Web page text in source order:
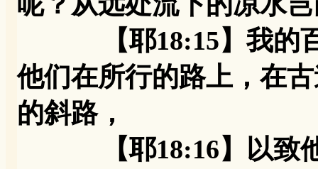
【耶18:15】我的百
他们在所行的路上，在
的斜路，
【耶18:16】以致他